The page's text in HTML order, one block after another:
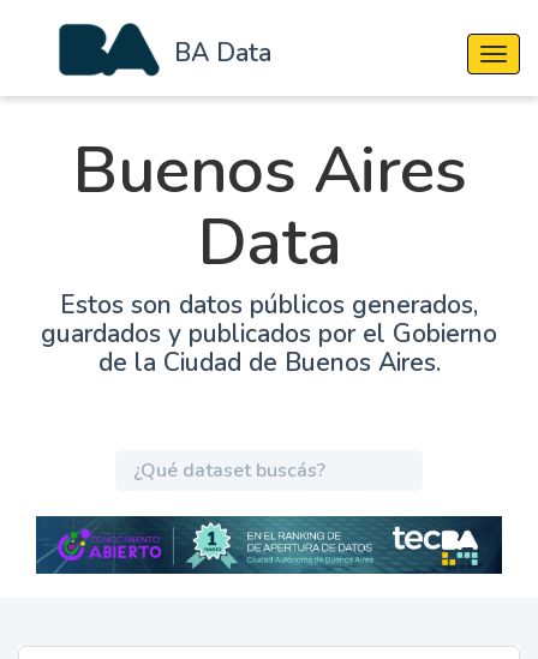
BA Data
Buenos Aires
Data
Estos son datos públicos generados,
guardados y publicados por el Gobierno
de la Ciudad de Buenos Aires.